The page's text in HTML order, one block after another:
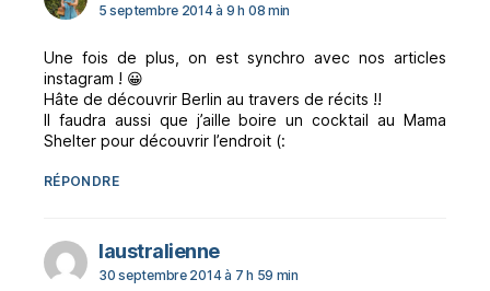
5 septembre 2014 à 9 h 08 min
Une fois de plus, on est synchro avec nos articles
instagram ! 😀
Hâte de découvrir Berlin au travers de récits !!
Il faudra aussi que j’aille boire un cocktail au Mama
Shelter pour découvrir l’endroit (:
RÉPONDRE
laustraliennedit :
30 septembre 2014 à 7 h 59 min